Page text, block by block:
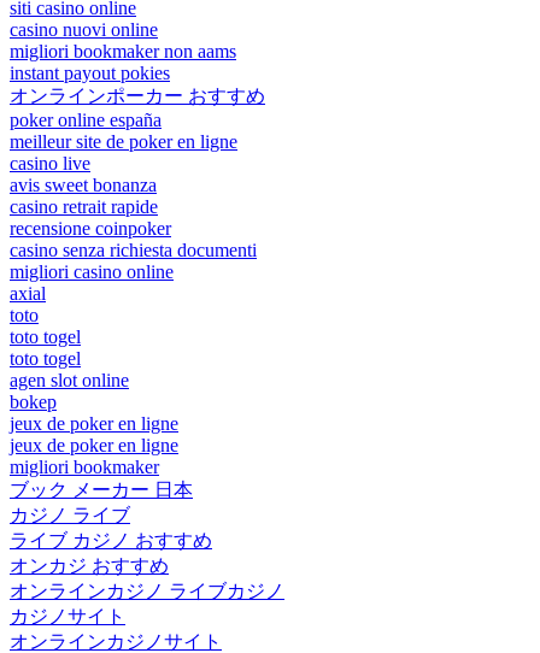
siti casino online
casino nuovi online
migliori bookmaker non aams
instant payout pokies
オンラインポーカー おすすめ
poker online españa
meilleur site de poker en ligne
casino live
avis sweet bonanza
casino retrait rapide
recensione coinpoker
casino senza richiesta documenti
migliori casino online
axial
toto
toto togel
toto togel
agen slot online
bokep
jeux de poker en ligne
jeux de poker en ligne
migliori bookmaker
ブック メーカー 日本
カジノ ライブ
ライブ カジノ おすすめ
オンカジ おすすめ
オンラインカジノ ライブカジノ
カジノサイト
オンラインカジノサイト